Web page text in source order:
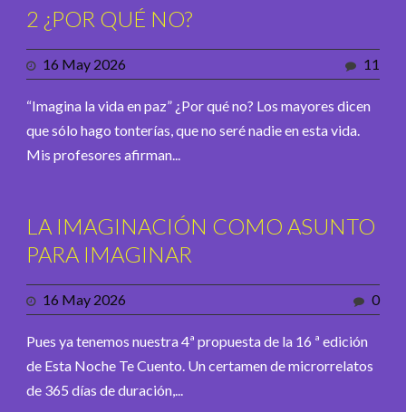
2 ¿POR QUÉ NO?
16 May 2026 11
“Imagina la vida en paz” ¿Por qué no? Los mayores dicen
que sólo hago tonterías, que no seré nadie en esta vida.
Mis profesores afirman...
LA IMAGINACIÓN COMO ASUNTO
PARA IMAGINAR
16 May 2026 0
Pues ya tenemos nuestra 4ª propuesta de la 16 ª edición
de Esta Noche Te Cuento. Un certamen de microrrelatos
de 365 días de duración,...